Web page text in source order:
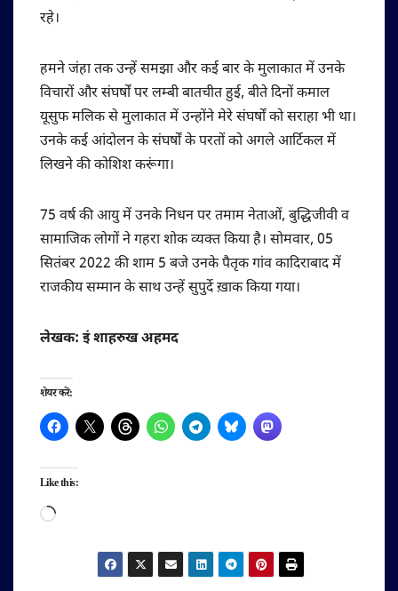
रहे।
हमने जंहा तक उन्हें समझा और कई बार के मुलाकात में उनके
विचारों और संघर्षों पर लम्बी बातचीत हुई, बीते दिनों कमाल
यूसुफ मलिक से मुलाकात में उन्होंने मेरे संघर्षों को सराहा भी था।
उनके कई आंदोलन के संघर्षों के परतों को अगले आर्टिकल में
लिखने की कोशिश करूंगा।
75 वर्ष की आयु में उनके निधन पर तमाम नेताओं, बुद्धिजीवी व
सामाजिक लोगों ने गहरा शोक व्यक्त किया है। सोमवार, 05
सितंबर 2022 की शाम 5 बजे उनके पैतृक गांव कादिराबाद में
राजकीय सम्मान के साथ उन्हें सुपुर्दे ख़ाक किया गया।
लेखक: इं शाहरुख अहमद
शेयर करें:
Like this:
Loading…